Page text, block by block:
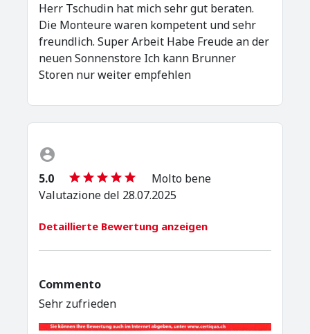
Herr Tschudin hat mich sehr gut beraten.
Die Monteure waren kompetent und sehr
freundlich. Super Arbeit Habe Freude an der
neuen Sonnenstore Ich kann Brunner
Storen nur weiter empfehlen
5.0
Molto bene
Valutazione del 28.07.2025
Detaillierte Bewertung anzeigen
Commento
Sehr zufrieden